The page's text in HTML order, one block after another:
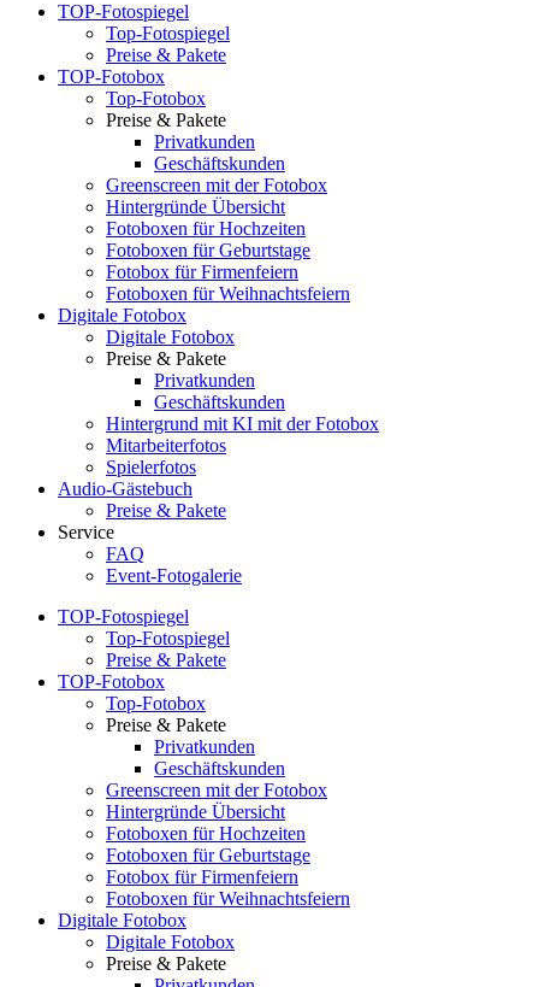
TOP-Fotospiegel
Top-Fotospiegel
Preise & Pakete
TOP-Fotobox
Top-Fotobox
Preise & Pakete
Privatkunden
Geschäftskunden
Greenscreen mit der Fotobox
Hintergründe Übersicht
Fotoboxen für Hochzeiten
Fotoboxen für Geburtstage
Fotobox für Firmenfeiern
Fotoboxen für Weihnachtsfeiern
Digitale Fotobox
Digitale Fotobox
Preise & Pakete
Privatkunden
Geschäftskunden
Hintergrund mit KI mit der Fotobox
Mitarbeiterfotos
Spielerfotos
Audio-Gästebuch
Preise & Pakete
Service
FAQ
Event-Fotogalerie
TOP-Fotospiegel
Top-Fotospiegel
Preise & Pakete
TOP-Fotobox
Top-Fotobox
Preise & Pakete
Privatkunden
Geschäftskunden
Greenscreen mit der Fotobox
Hintergründe Übersicht
Fotoboxen für Hochzeiten
Fotoboxen für Geburtstage
Fotobox für Firmenfeiern
Fotoboxen für Weihnachtsfeiern
Digitale Fotobox
Digitale Fotobox
Preise & Pakete